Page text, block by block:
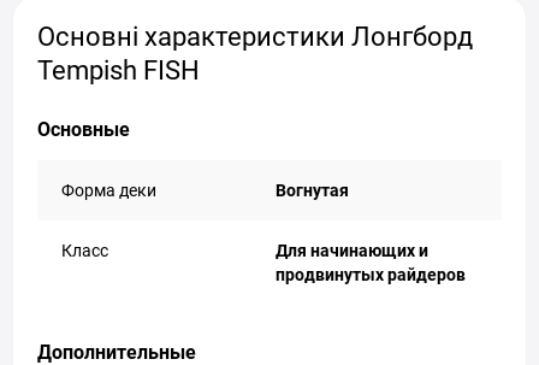
Основні характеристики Лонгборд
Tempish FISH
Основные
Форма деки Вогнутая
Класс
Для начинающих и
продвинутых райдеров
Дополнительные